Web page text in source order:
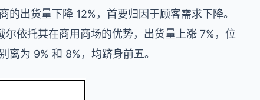
出货量下降 12%，首要归因于顾客需求下降。
依托其在商用商场的优势，出货量上涨 7%，位
为 9% 和 8%，均跻身前五。